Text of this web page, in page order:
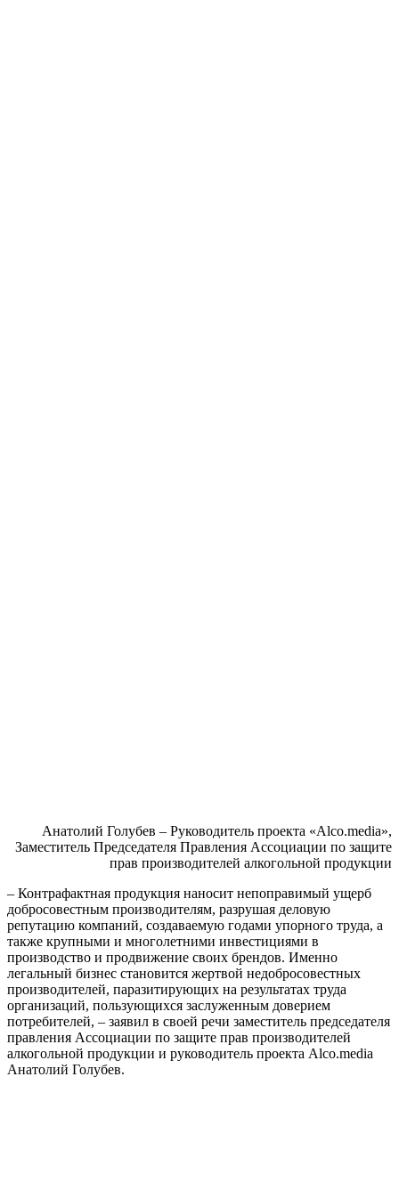
Анатолий Голубев – Руководитель проекта «Alco.media»,
Заместитель Председателя Правления Ассоциации по защите
прав производителей алкогольной продукции
– Контрафактная продукция наносит непоправимый ущерб
добросовестным производителям, разрушая деловую
репутацию компаний, создаваемую годами упорного труда, а
также крупными и многолетними инвестициями в
производство и продвижение своих брендов. Именно
легальный бизнес становится жертвой недобросовестных
производителей, паразитирующих на результатах труда
организаций, пользующихся заслуженным доверием
потребителей, – заявил в своей речи заместитель председателя
правления Ассоциации по защите прав производителей
алкогольной продукции и руководитель проекта Alco.media
Анатолий Голубев.